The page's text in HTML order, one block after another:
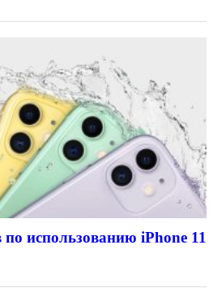
по использованию iPhone 11